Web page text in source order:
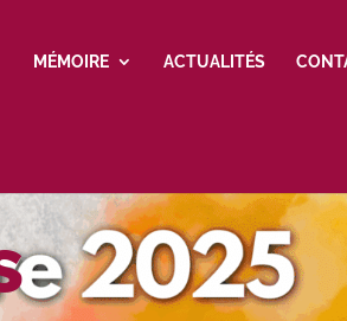
MÉMOIRE ACTUALITÉS